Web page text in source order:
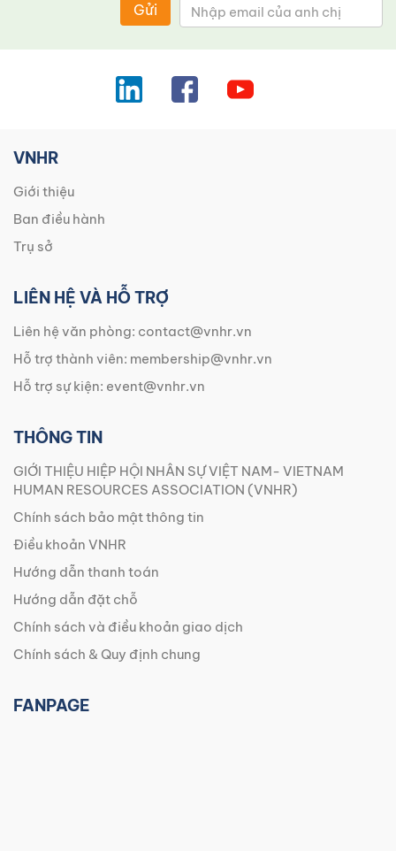
Gửi
VNHR
Giới thiệu
Ban điều hành
Trụ sở
LIÊN HỆ VÀ HỖ TRỢ
Liên hệ văn phòng: contact@vnhr.vn
Hỗ trợ thành viên: membership@vnhr.vn
Hỗ trợ sự kiện: event@vnhr.vn
THÔNG TIN
GIỚI THIỆU HIỆP HỘI NHÂN SỰ VIỆT NAM- VIETNAM
HUMAN RESOURCES ASSOCIATION (VNHR)
Chính sách bảo mật thông tin
Điều khoản VNHR
Hướng dẫn thanh toán
Hướng dẫn đặt chỗ
Chính sách và điều khoản giao dịch
Chính sách & Quy định chung
FANPAGE